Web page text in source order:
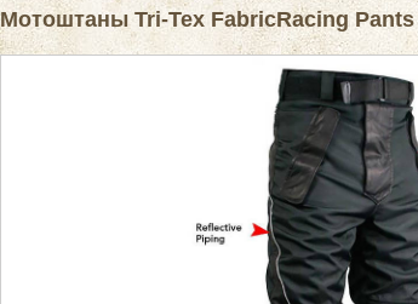
Мотоштаны Tri-Tex FabricRacing